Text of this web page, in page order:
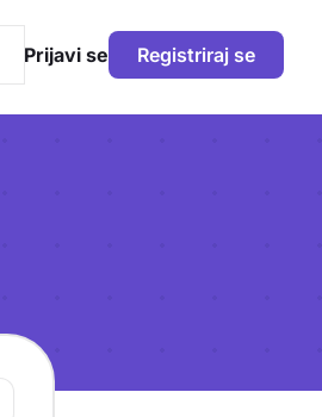
Prijavi se Registriraj se